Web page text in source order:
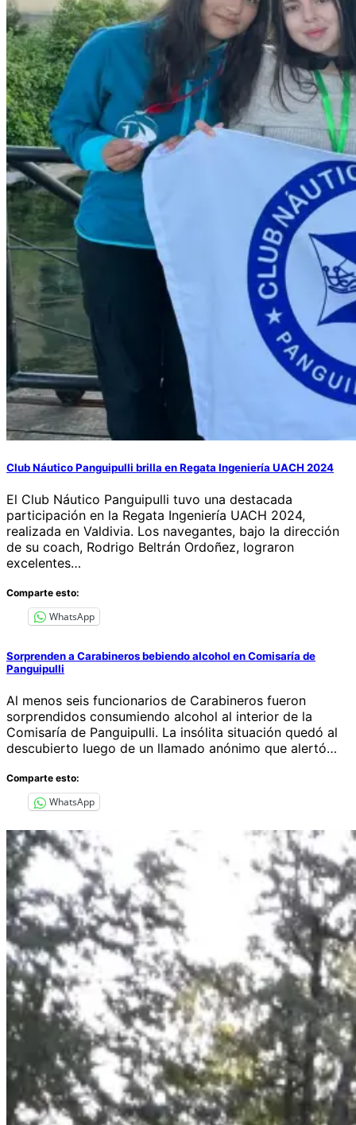
Club Náutico Panguipulli brilla en Regata Ingeniería UACH 2024
El Club Náutico Panguipulli tuvo una destacada
participación en la Regata Ingeniería UACH 2024,
realizada en Valdivia. Los navegantes, bajo la dirección
de su coach, Rodrigo Beltrán Ordoñez, lograron
excelentes…
Comparte esto:
WhatsApp
Sorprenden a Carabineros bebiendo alcohol en Comisaría de
Panguipulli
Al menos seis funcionarios de Carabineros fueron
sorprendidos consumiendo alcohol al interior de la
Comisaría de Panguipulli. La insólita situación quedó al
descubierto luego de un llamado anónimo que alertó…
Comparte esto:
WhatsApp